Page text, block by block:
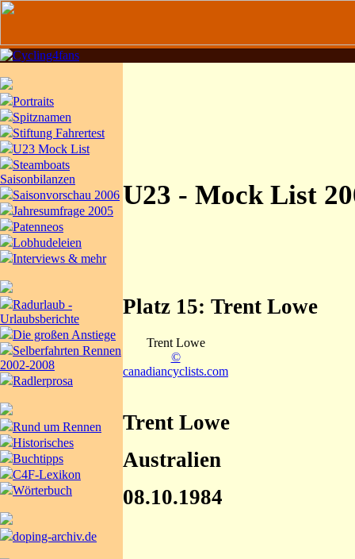
Portraits
Spitznamen
Stiftung Fahrertest
U23 Mock List
Steamboats
Saisonbilanzen
Saisonvorschau 2006
Jahresumfrage 2005
Patenneos
Lobhudeleien
Interviews & mehr
Radurlaub -
Urlaubsberichte
Die großen Anstiege
Selberfahrten Rennen
2002-2008
Radlerprosa
Rund um Rennen
Historisches
Buchtipps
C4F-Lexikon
Wörterbuch
doping-archiv.de
U23 - Mock List
Platz 15: Trent Lowe
Trent Lowe
©
canadiancyclists.com
Trent Lowe
Australien
08.10.1984